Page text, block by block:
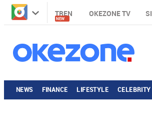
TREN
NEW
OKEZONE TV
NEWS FINANCE LIFESTYLE CELEBRITY